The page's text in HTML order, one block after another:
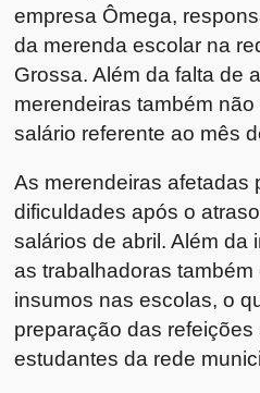
empresa Ômega,
da merenda escolar na
Grossa. Além da falta de
merendeiras também
salário referente ao mês
As merendeiras afetadas
dificuldades após o
salários de abril. Além da
as trabalhadoras
insumos nas escolas, o
preparação das
estudantes da rede